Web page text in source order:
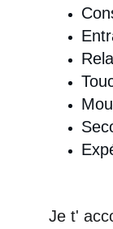
Je t'